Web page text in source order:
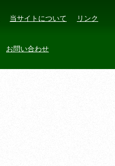
当サイトについて リンク
お問い合わせ